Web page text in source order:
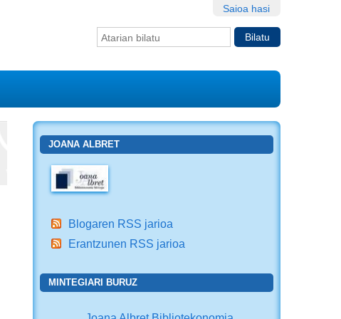
Saioa hasi
Bilatu atarian
JOANA ALBRET
Blogaren RSS jarioa
Erantzunen RSS jarioa
MINTEGIARI BURUZ